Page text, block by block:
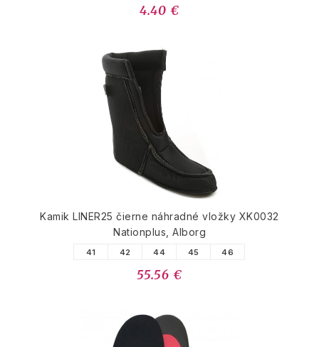
4.40 €
Kamik LINER25 čierne náhradné vložky XK0032
Nationplus, Alborg
41 42 44 45 46
55.56 €